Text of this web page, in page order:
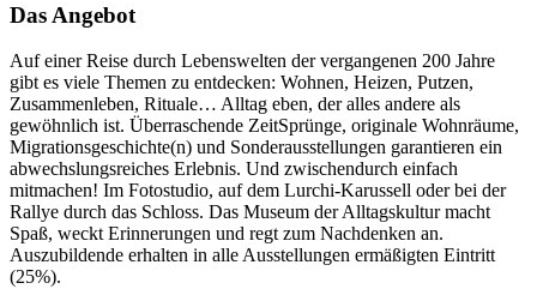
Das Angebot
Auf einer Reise durch Lebenswelten der vergangenen 200 Jahre
gibt es viele Themen zu entdecken: Wohnen, Heizen, Putzen,
Zusammenleben, Rituale… Alltag eben, der alles andere als
gewöhnlich ist. Überraschende ZeitSprünge, originale Wohnräume,
Migrationsgeschichte(n) und Sonderausstellungen garantieren ein
abwechslungsreiches Erlebnis. Und zwischendurch einfach
mitmachen! Im Fotostudio, auf dem Lurchi-Karussell oder bei der
Rallye durch das Schloss. Das Museum der Alltagskultur macht
Spaß, weckt Erinnerungen und regt zum Nachdenken an.
Auszubildende erhalten in alle Ausstellungen ermäßigten Eintritt
(25%).